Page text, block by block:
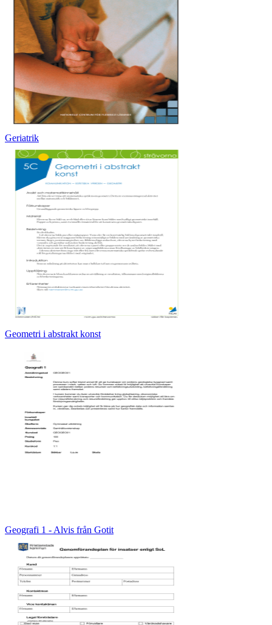
Geriatrik
Geometri i abstrakt konst
Geografi 1 - Alvis från Gotit